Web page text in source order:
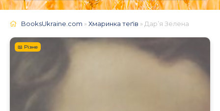
BooksUkraine.com »Хмаринка теґів » Дар’я Зелена
📖 Різне